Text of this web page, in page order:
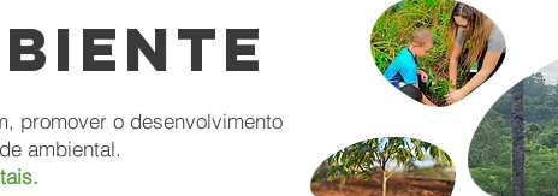
promover o desenvolvimento
ambiental.